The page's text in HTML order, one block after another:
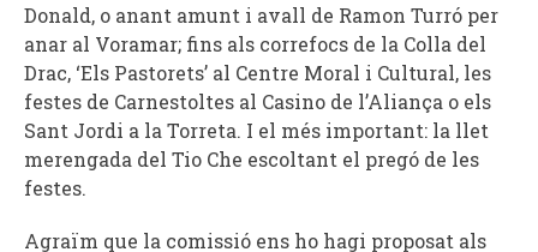
Donald, o anant amunt i avall de Ramon Turró per
anar al Voramar; fins als correfocs de la Colla del
Drac, ‘Els Pastorets’ al Centre Moral i Cultural, les
festes de Carnestoltes al Casino de l’Aliança o els
Sant Jordi a la Torreta. I el més important: la llet
merengada del Tio Che escoltant el pregó de les
festes.
Agraïm que la comissió ens ho hagi proposat als